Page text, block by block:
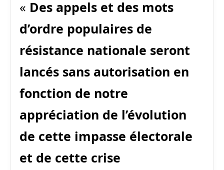
« Des appels et des mots
d’ordre populaires de
résistance nationale seront
lancés sans autorisation en
fonction de notre
appréciation de l’évolution
de cette impasse électorale
et de cette crise